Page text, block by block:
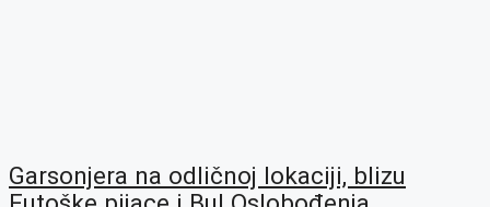
Garsonjera na odličnoj lokaciji, blizu